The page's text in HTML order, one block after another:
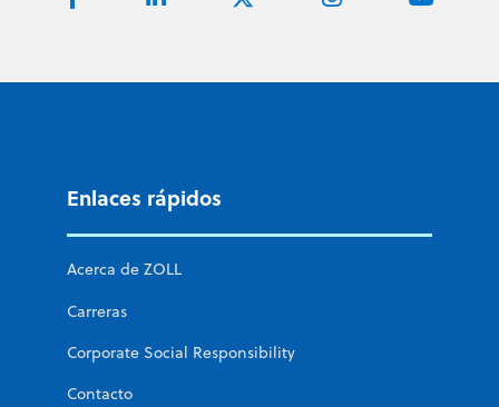
Enlaces rápidos
Acerca de ZOLL
Carreras
Corporate Social Responsibility
Contacto